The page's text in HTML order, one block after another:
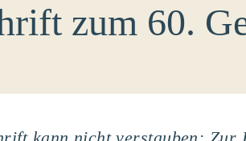
zum 60.